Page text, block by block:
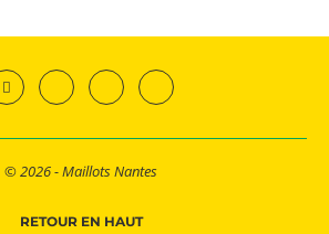
© 2026 - Maillots Nantes
RETOUR EN HAUT